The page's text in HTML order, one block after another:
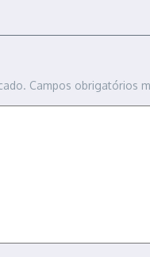
Campos obrigatórios